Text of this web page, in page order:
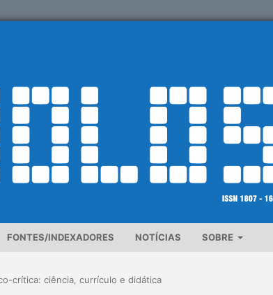
FONTES/INDEXADORES NOTÍCIAS SOBRE
crítica: ciência, currículo e didática